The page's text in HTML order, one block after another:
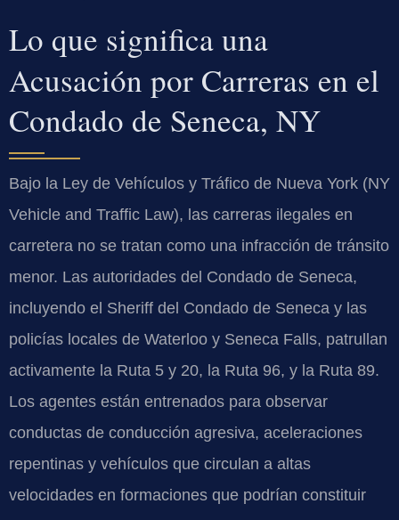
Lo que significa una
Acusación por Carreras en el
Condado de Seneca, NY
Bajo la Ley de Vehículos y Tráfico de Nueva York (NY
Vehicle and Traffic Law), las carreras ilegales en
carretera no se tratan como una infracción de tránsito
menor. Las autoridades del Condado de Seneca,
incluyendo el Sheriff del Condado de Seneca y las
policías locales de Waterloo y Seneca Falls, patrullan
activamente la Ruta 5 y 20, la Ruta 96, y la Ruta 89.
Los agentes están entrenados para observar
conductas de conducción agresiva, aceleraciones
repentinas y vehículos que circulan a altas
velocidades en formaciones que podrían constituir